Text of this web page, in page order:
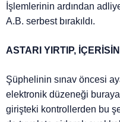
İşlemlerinin ardından
A.B. serbest bırakıldı.
ASTARI YIRTIP,
Şüphelinin sınav öncesi
elektronik düzeneği
girişteki kontrollerden bu